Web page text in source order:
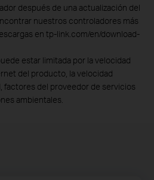
después de una actualización del
nuestros controladores más
en tp-link.com/en/download-
estar limitada por la velocidad
del producto, la velocidad
factores del proveedor de servicios
ambientales.